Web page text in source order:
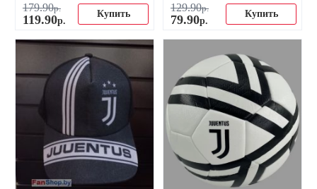
179.90р.
119.90р.
Купить
129.90р.
79.90р.
Купить